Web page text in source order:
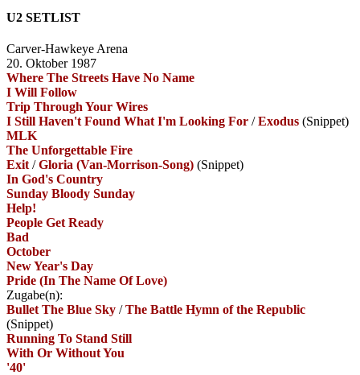
U2 SETLIST
Carver-Hawkeye Arena
20. Oktober 1987
Where The Streets Have No Name
I Will Follow
Trip Through Your Wires
I Still Haven't Found What I'm Looking For /Exodus (Snippet)
MLK
The Unforgettable Fire
Exit /Gloria (Van-Morrison-Song) (Snippet)
In God's Country
Sunday Bloody Sunday
Help!
People Get Ready
Bad
October
New Year's Day
Pride (In The Name Of Love)
Zugabe(n):
Bullet The Blue Sky /The Battle Hymn of the Republic
(Snippet)
Running To Stand Still
With Or Without You
'40'